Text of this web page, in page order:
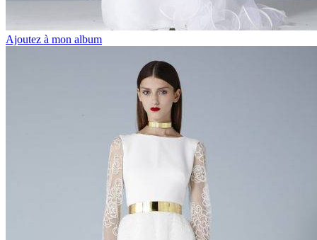
Ajoutez à mon album